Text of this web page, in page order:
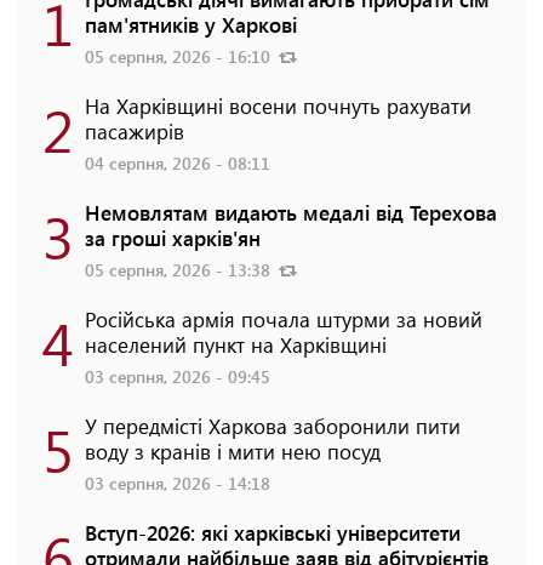
1 пам'ятників у Харкові
05 серпня, 2026 - 16:10
2 На Харківщині восени почнуть рахувати
пасажирів
04 серпня, 2026 - 08:11
3 Немовлятам видають медалі від Терехова
за гроші харків'ян
05 серпня, 2026 - 13:38
4 Російська армія почала штурми за новий
населений пункт на Харківщині
03 серпня, 2026 - 09:45
5 У передмісті Харкова заборонили пити
воду з кранів і мити нею посуд
03 серпня, 2026 - 14:18
Вступ-2026: які харківські університети
отримали найбільше заяв від абітурієнтів